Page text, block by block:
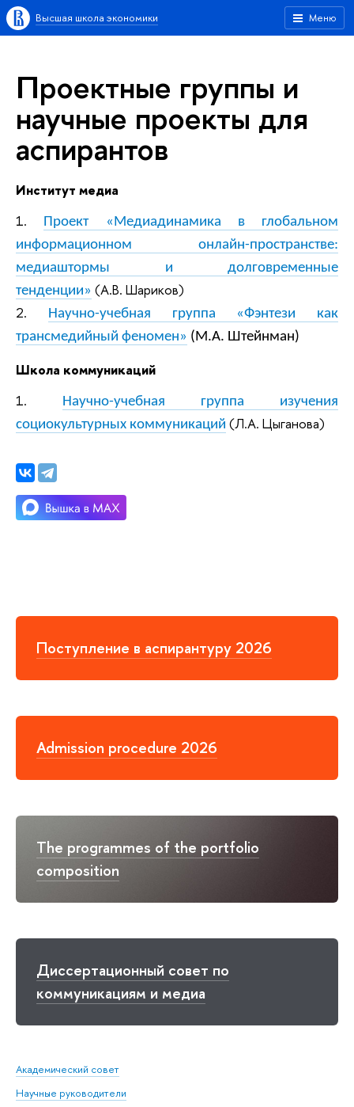
Меню
Высшая школа экономики
Поступление в аспирантуру 2026
Admission procedure 2026
The programmes of the portfolio
composition
Диссертационный совет по
коммуникациям и медиа
Академический совет
Научные руководители
Проектные группы и
научные проекты для
аспирантов
Институт медиа
1.
Проект «Медиадинамика в глобальном
информационном онлайн-пространстве:
медиаштормы и долговременные
тенденции» (А.В. Шариков)
2.
Научно-учебная группа «Фэнтези как
трансмедийный феномен» (М.А. Штейнман)
Школа коммуникаций
1.
Научно-учебная группа изучения
социокультурных коммуникаций (Л.А. Цыганова)